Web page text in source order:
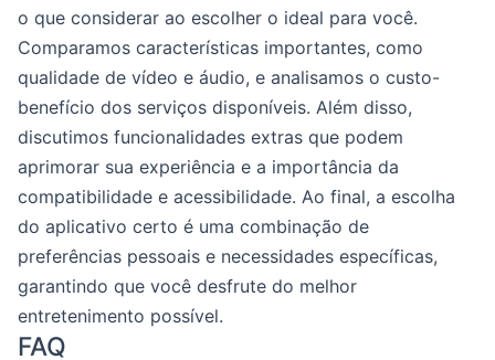
o que considerar ao escolher o ideal para você.
Comparamos características importantes, como
qualidade de vídeo e áudio, e analisamos o custo-
benefício dos serviços disponíveis. Além disso,
discutimos funcionalidades extras que podem
aprimorar sua experiência e a importância da
compatibilidade e acessibilidade. Ao final, a escolha
do aplicativo certo é uma combinação de
preferências pessoais e necessidades específicas,
garantindo que você desfrute do melhor
entretenimento possível.
FAQ